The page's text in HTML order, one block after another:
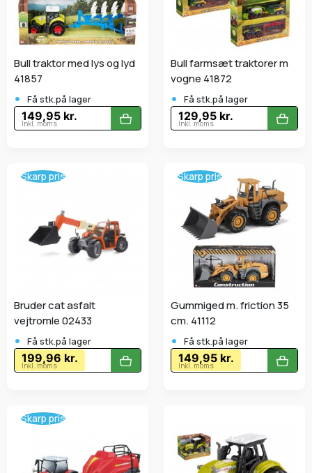
Bull traktor med lys og lyd
41857
• Få stk.på lager
149,95 kr.
Inkl. moms
Bull farmsæt traktorer m
vogne 41872
• Få stk.på lager
129,95 kr.
Inkl. moms
Skarp pris
Bruder cat asfalt
vejtromle 02433
• Få stk.på lager
199,96 kr.
Inkl. moms
Skarp pris
Gummiged m. friction 35
cm. 41112
• Få stk.på lager
149,95 kr.
Inkl. moms
Skarp pris